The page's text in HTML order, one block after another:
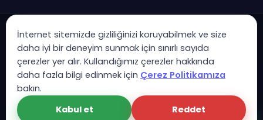
Copyright © 2007 - 2026 Hukas | Hukuk Asistan • Tüm Hakları
Saklıdır
KVK Aydınlatma MetniGizlilik PolitikasıGüvenlik Sözleşmesi
Çerez Politikası
İnternet sitemizde gizliliğinizi koruyabilmek ve size
daha iyi bir deneyim sunmak için sınırlı sayıda
çerezler yer alır. Kullandığımız çerezler hakkında
daha fazla bilgi edinmek için Çerez Politikamıza
bakın.
Kabul et
Reddet